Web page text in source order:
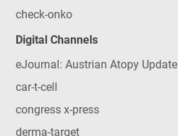
check-onko
Digital Channels
eJournal: Austrian Atopy Update
car-t-cell
congress x-press
derma-target